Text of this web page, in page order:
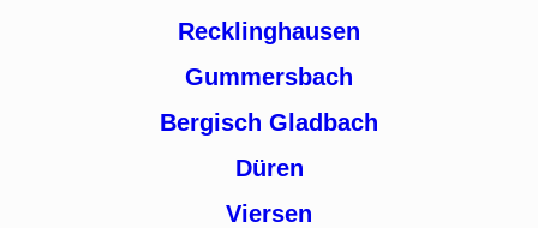
Recklinghausen
Gummersbach
Bergisch Gladbach
Düren
Viersen